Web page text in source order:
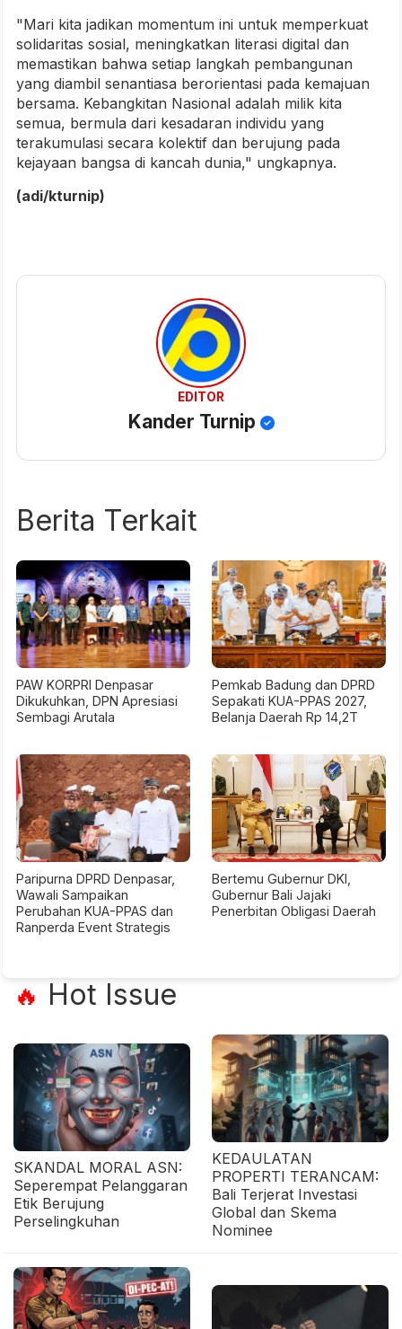
"Mari kita jadikan momentum ini untuk memperkuat
solidaritas sosial, meningkatkan literasi digital dan
memastikan bahwa setiap langkah pembangunan
yang diambil senantiasa berorientasi pada kemajuan
bersama. Kebangkitan Nasional adalah milik kita
semua, bermula dari kesadaran individu yang
terakumulasi secara kolektif dan berujung pada
kejayaan bangsa di kancah dunia," ungkapnya.
(adi/kturnip)
EDITOR
Kander Turnip
Berita Terkait
PAW KORPRI Denpasar
Dikukuhkan, DPN Apresiasi
Sembagi Arutala
Pemkab Badung dan DPRD
Sepakati KUA-PPAS 2027,
Belanja Daerah Rp 14,2T
Paripurna DPRD Denpasar,
Wawali Sampaikan
Perubahan KUA-PPAS dan
Ranperda Event Strategis
Bertemu Gubernur DKI,
Gubernur Bali Jajaki
Penerbitan Obligasi Daerah
🔥 Hot Issue
SKANDAL MORAL ASN:
Seperempat Pelanggaran
Etik Berujung
Perselingkuhan
KEDAULATAN
PROPERTI TERANCAM:
Bali Terjerat Investasi
Global dan Skema
Nominee